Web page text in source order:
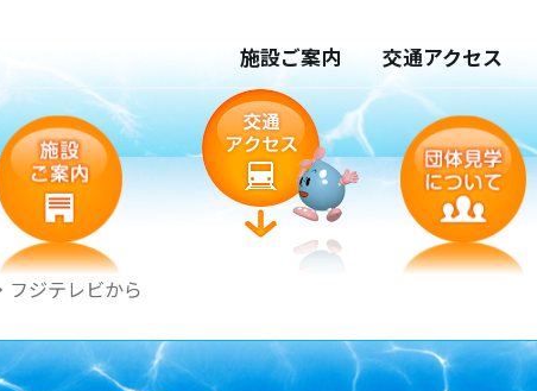
施設ご案内 交通アクセス
フジテレビから